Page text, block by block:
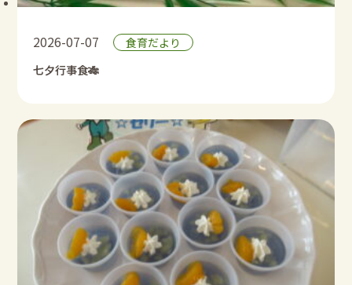
2026-07-07
食育だより
七夕行事食🎋